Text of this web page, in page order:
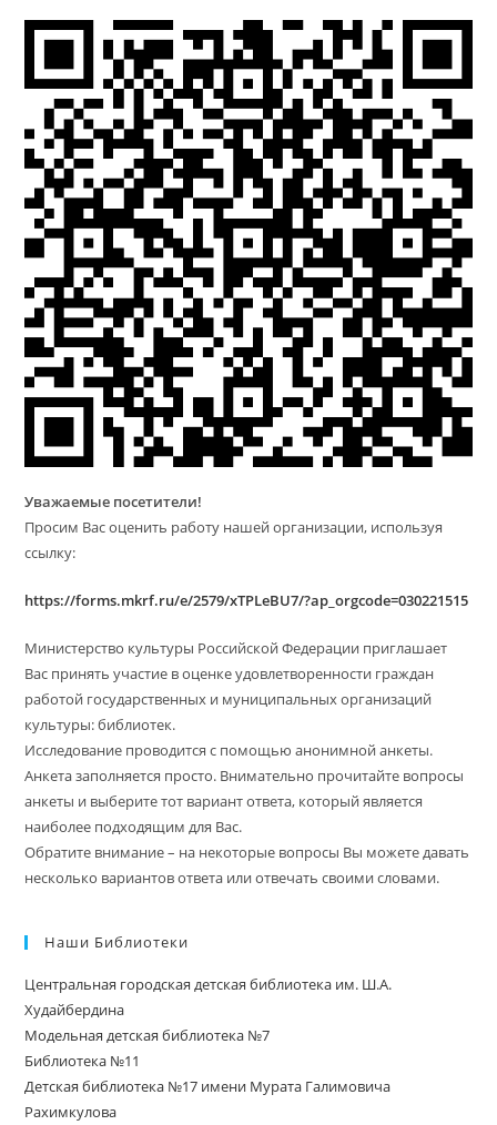
Уважаемые посетители!
Просим Вас оценить работу нашей организации, используя
ссылку:
https://forms.mkrf.ru/e/2579/xTPLeBU7/?ap_orgcode=030221515
Министерство культуры Российской Федерации приглашает
Вас принять участие в оценке удовлетворенности граждан
работой государственных и муниципальных организаций
культуры: библиотек.
Исследование проводится с помощью анонимной анкеты.
Анкета заполняется просто. Внимательно прочитайте вопросы
анкеты и выберите тот вариант ответа, который является
наиболее подходящим для Вас.
Обратите внимание – на некоторые вопросы Вы можете давать
несколько вариантов ответа или отвечать своими словами.
Наши Библиотеки
Центральная городская детская библиотека им. Ш.А.
Худайбердина
Модельная детская библиотека №7
Библиотека №11
Детская библиотека №17 имени Мурата Галимовича
Рахимкулова